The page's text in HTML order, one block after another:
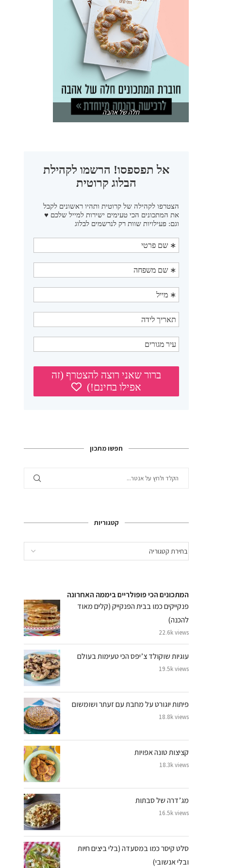
חלה של אהבה
חפשו מתכון
קטגוריות
המתכונים הכי פופולריים ביממה האחרונה
פנקייקים כמו בבית הפנקייק (קלים מאוד
להכנה)
22.6k views
עוגיות שוקולד צ’יפס הכי טעימות בעולם
19.5k views
פיתות יוגורט על מחבת עם זעתר ושומשום
18.8k views
קציצות טונה אפויות
18.3k views
מג’דרה של סבתות
16.5k views
סלט קיסר כמו במסעדה (בלי ביצים חיות
ובלי אנשובי)